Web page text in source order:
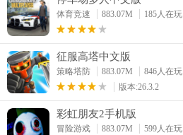
体育竞速 883.07M
185人在玩
征服高塔中文版
策略塔防 883.07M
846人在玩
版本:26.3.2
彩虹朋友2手机版
冒险游戏 883.07M
599人在玩